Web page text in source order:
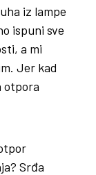
iz lampe
ispuni sve
a mi
Jer kad
otpora
Srđa